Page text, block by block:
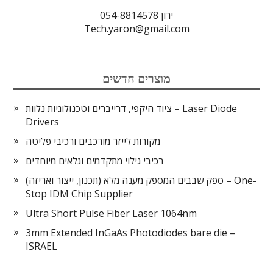
ירון 054-8814578
Tech.yaron@gmail.com
מוצרים חדשים
ציוד היקפי, דרייברים וטכנולוגיות נלוות – Laser Diode
Drivers
מקורות לייזר מורכבים ורכיבי פליטה
רכיבי גילוי מתקדמים וגלאים מיוחדים
ספק שבבים המספק מענה מלא (תכנון, ייצור ואריזה) – One-
Stop IDM Chip Supplier
Ultra Short Pulse Fiber Laser 1064nm
3mm Extended InGaAs Photodiodes bare die –
ISRAEL